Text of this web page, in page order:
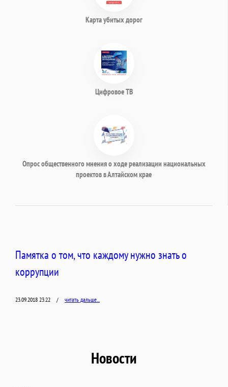
Карта убитых дорог
Цифровое ТВ
Опрос общественного мнения о ходе реализации национальных
проектов в Алтайском крае
Памятка о том, что каждому нужно знать о
коррупции
23.09.2018 23:22 / читать дальше...
Новости